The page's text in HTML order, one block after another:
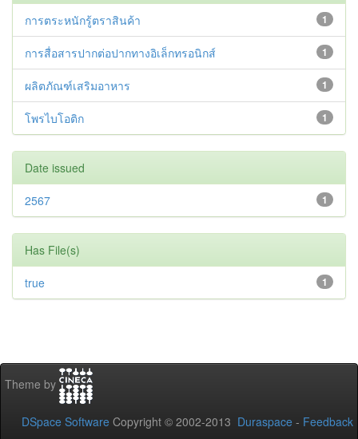
1
การตระหนักรู้ตราสินค้า
1
การสื่อสารปากต่อปากทางอิเล็กทรอนิกส์
1
ผลิตภัณฑ์เสริมอาหาร
1
โพรไบโอติก
Date issued
1
2567
Has File(s)
1
true
Theme by
DSpace Software Copyright © 2002-2013 Duraspace - Feedback